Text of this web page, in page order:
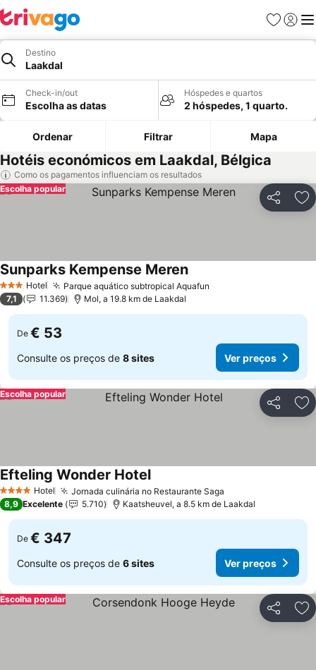
Favoritos
Iniciar
Destino
Laakdal
Check-in/out
Escolha as datas
Hóspedes e quartos
2 hóspedes, 1 quarto.
Ordenar Filtrar Mapa
Hotéis económicos em Laakdal, Bélgica
Como os pagamentos influenciam os resultados
Partilhar
Escolha popular
3 EstrelasHotel Parque aquático subtropical Aquafun
Sunparks Kempense MerenVer preços
7,1 11.369 Mol, a 19.8 km de Laakdal
De € 53
Consulte os preços de 8 sites Ver preços
Partilhar
Escolha popular
4 EstrelasHotel Jornada culinária no Restaurante Saga
Efteling Wonder HotelVer preços
8,9 Excelente 5.710 Kaatsheuvel, a 8.5 km de Laakdal
De € 347
Consulte os preços de 6 sites Ver preços
Partilhar
Escolha popular